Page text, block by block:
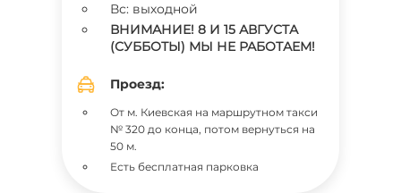
Вс: выходной
ВНИМАНИЕ! 8 И 15 АВГУСТА
(СУББОТЫ) МЫ НЕ РАБОТАЕМ!
Проезд:
От м. Киевская на маршрутном такси
№ 320 до конца, потом вернуться на
50 м.
Есть бесплатная парковка